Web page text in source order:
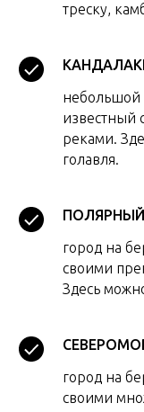
треску,
небольшой
известный
реками.
голавля.
ПОЛЯРНЫЙ
город на
своими
Здесь
город на
своими